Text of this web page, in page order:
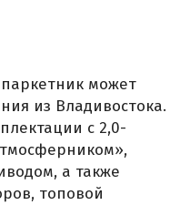
может
из Владивостока.
с 2,0-
а также
топовой